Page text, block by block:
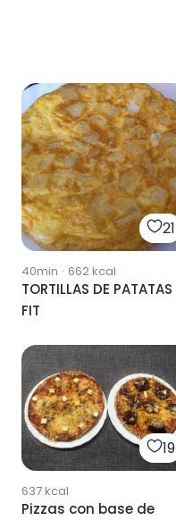
21
40min · 662kcal
TORTILLAS DE PATATAS
FIT
19
637kcal
Pizzas con base de